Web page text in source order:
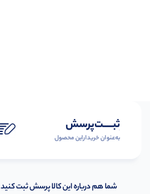
ثبـــــت‌پرسش
به‌عنوان ‌خریدار‌این‌ محصول
شما هم درباره این کالا پرسش ثبت کنید